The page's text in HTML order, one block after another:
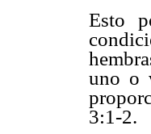
Esto
uno o
3:1-2.